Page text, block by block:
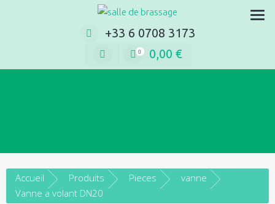
pièces de rechange en ligne
+33 6 0708 3173
0 0,00 €
Accueil Produits Pieces
vanne
Vanne a volant DN20